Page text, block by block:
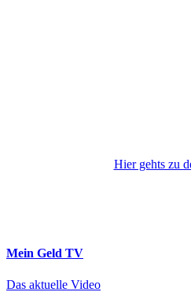
Hier gehts zu
Mein Geld TV
Das aktuelle Video